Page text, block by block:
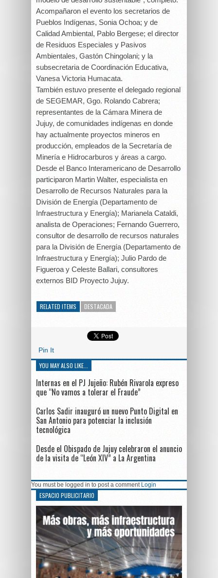
Acompañaron el evento los secretarios de
Pueblos Indígenas, Sonia Ochoa; y de
Calidad Ambiental, Pablo Bergese; el director
de Residuos Especiales y Pasivos
Ambientales, Gastón Chingolani; y la
subsecretaria de Coordinación Educativa,
Vanesa Victoria Humacata.
También estuvo presente el delegado regional
de SEGEMAR, Ggo. Rolando Cabrera;
representantes de la Cámara Minera de
Jujuy, de comunidades indígenas en donde
hay actualmente proyectos mineros en
producción, empleados de la Secretaría de
Minería e Hidrocarburos y áreas a cargo.
Desde el Banco Interamericano de Desarrollo
participaron Martin Walter, especialista en
Desarrollo de Recursos Naturales para la
División de Energía (Departamento de
Infraestructura y Energía); Marianela Cataldi,
analista de Operaciones; Fernando Guerrero,
consultor de desarrollo de recursos naturales
para la División de Energía (Departamento de
Infraestructura y Energía); Julio Pardo de
Figueroa y Celeste Ballari, consultores
externos BID Proyecto Jujuy.
RELATED ITEMS DESTACADA
Pin It
YOU MAY ALSO LIKE...
Internas en el PJ Jujeño: Rubén Rivarola expreso
que “No vamos a tolerar el Fraude”
Carlos Sadir inauguró un nuevo Punto Digital en
San Antonio para potenciar la inclusión
tecnológica
Desde el Obispado de Jujuy celebraron el anuncio
de la visita de “León XIV” a La Argentina
You must be logged in to post a comment Login
ESPACIO PUBLICITARIO